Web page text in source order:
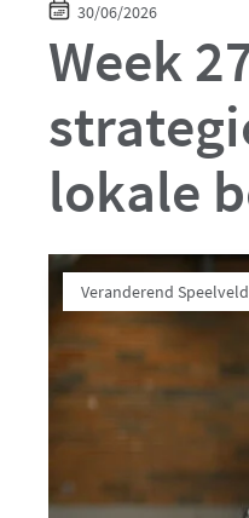
30/06/2026
Week
lokale
Veranderend Speelveld